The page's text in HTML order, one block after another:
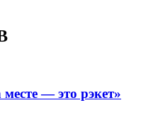
— это рэкет»